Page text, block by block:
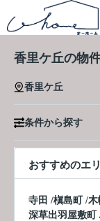
香里ケ丘の物
香里ケ丘
条件から探す
おすすめのエ
寺田 /槇島町 /木
深草出羽屋敷町